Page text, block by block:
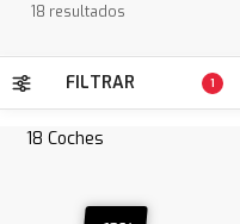
18 resultados
FILTRAR 1
18 Coches